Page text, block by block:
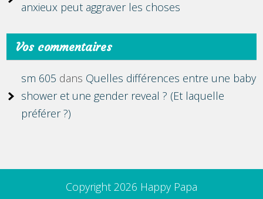
anxieux peut aggraver les choses
Vos commentaires
sm 605 dans Quelles différences entre une baby
shower et une gender reveal ? (Et laquelle
préférer ?)
Copyright 2026 Happy Papa